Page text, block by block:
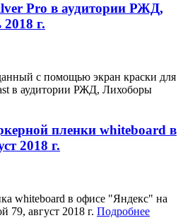
Pro в аудитории РЖД,
г.
с помощью экран краски для
в аудитории РЖД, Лихоборы
пленки whiteboard в
2018 г.
whiteboard в офисе "Яндекс" на
79, август 2018 г. Подробнее